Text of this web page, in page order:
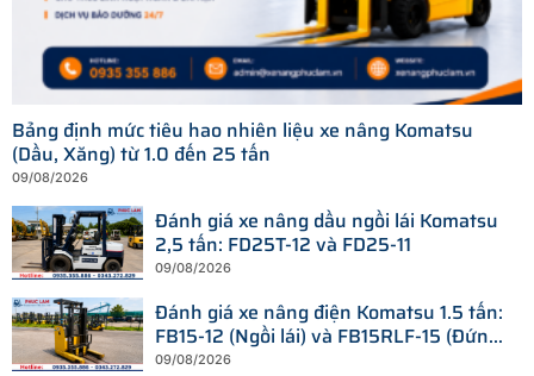
Bảng định mức tiêu hao nhiên liệu xe nâng Komatsu
(Dầu, Xăng) từ 1.0 đến 25 tấn
09/08/2026
Đánh giá xe nâng dầu ngồi lái Komatsu
2,5 tấn: FD25T-12 và FD25-11
09/08/2026
Đánh giá xe nâng điện Komatsu 1.5 tấn:
FB15-12 (Ngồi lái) và FB15RLF-15 (Đứng
lái)
09/08/2026